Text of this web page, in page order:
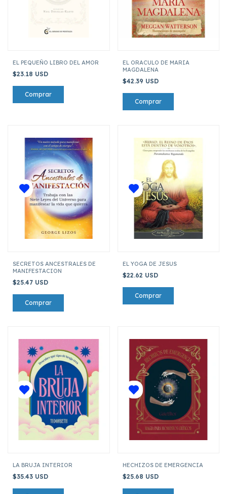
EL PEQUEÑO LIBRO DEL AMOR
$23.18 USD
EL ORACULO DE MARIA
MAGDALENA
$42.39 USD
SECRETOS ANCESTRALES DE
MANIFESTACION
$25.47 USD
EL YOGA DE JESUS
$22.62 USD
LA BRUJA INTERIOR
$35.43 USD
HECHIZOS DE EMERGENCIA
$25.68 USD